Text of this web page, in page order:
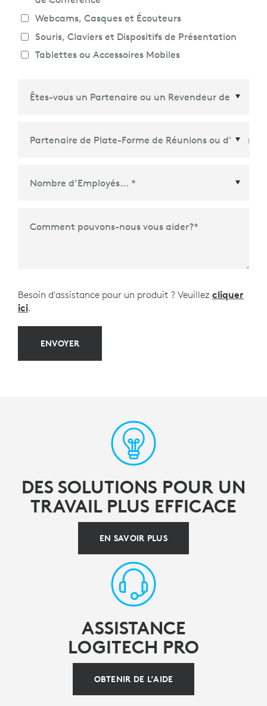
Webcams, Casques et Écouteurs
Souris, Claviers et Dispositifs de Présentation
Tablettes ou Accessoires Mobiles
d'Écosystème
Comment pouvons-nous vous aider?*
Besoin d'assistance pour un produit ? Veuillez cliquer
ici.
ENVOYER
DES SOLUTIONS POUR UN
TRAVAIL PLUS EFFICACE
EN SAVOIR PLUS
ASSISTANCE
LOGITECH PRO
OBTENIR DE L’AIDE